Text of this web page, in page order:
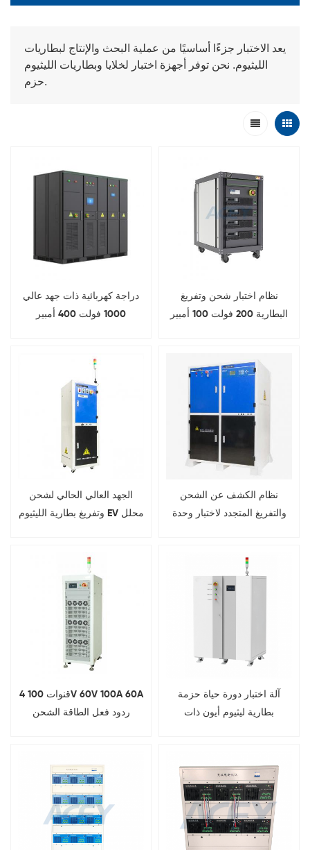
يعد الاختبار جزءًا أساسيًا من عملية البحث والإنتاج لبطاريات
الليثيوم. نحن توفر أجهزة اختبار لخلايا وبطاريات الليثيوم
حزم.
دراجة كهربائية ذات جهد عالي
1000 فولت 400 أمبير
نظام اختبار شحن وتفريغ
البطارية 200 فولت 100 أمبير
الجهد العالي الحالي لشحن
وتفريغ بطارية الليثيوم EV محلل
نظام الكشف عن الشحن
والتفريغ المتجدد لاختبار وحدة
4 قنوات 100V 60V 100A 60A
ردود فعل الطاقة الشحن
آلة اختبار دورة حياة حزمة
بطارية ليثيوم أيون ذات